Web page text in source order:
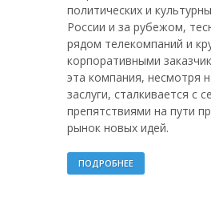
политических и
России и за рубежом,
рядом телекомпаний и
корпоративными
эта компания, несмотря
заслуги, сталкивается с
препятствиями на пути
рынок новых идей.
ПОДРОБНЕЕ